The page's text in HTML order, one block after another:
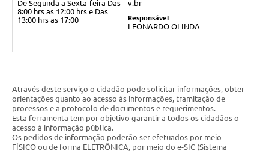
De Segunda a Sexta-feira Das
8:00 hrs as 12:00 hrs e Das
13:00 hrs as 17:00
v.br
Responsável:
LEONARDO OLINDA
Através deste serviço o cidadão pode solicitar informações, obter
orientações quanto ao acesso às informações, tramitação de
processos e a protocolo de documentos e requerimentos.
Esta ferramenta tem por objetivo garantir a todos os cidadãos o
acesso à informação pública.
Os pedidos de informação poderão ser efetuados por meio
FÍSICO ou de forma ELETRÔNICA, por meio do e-SIC (Sistema